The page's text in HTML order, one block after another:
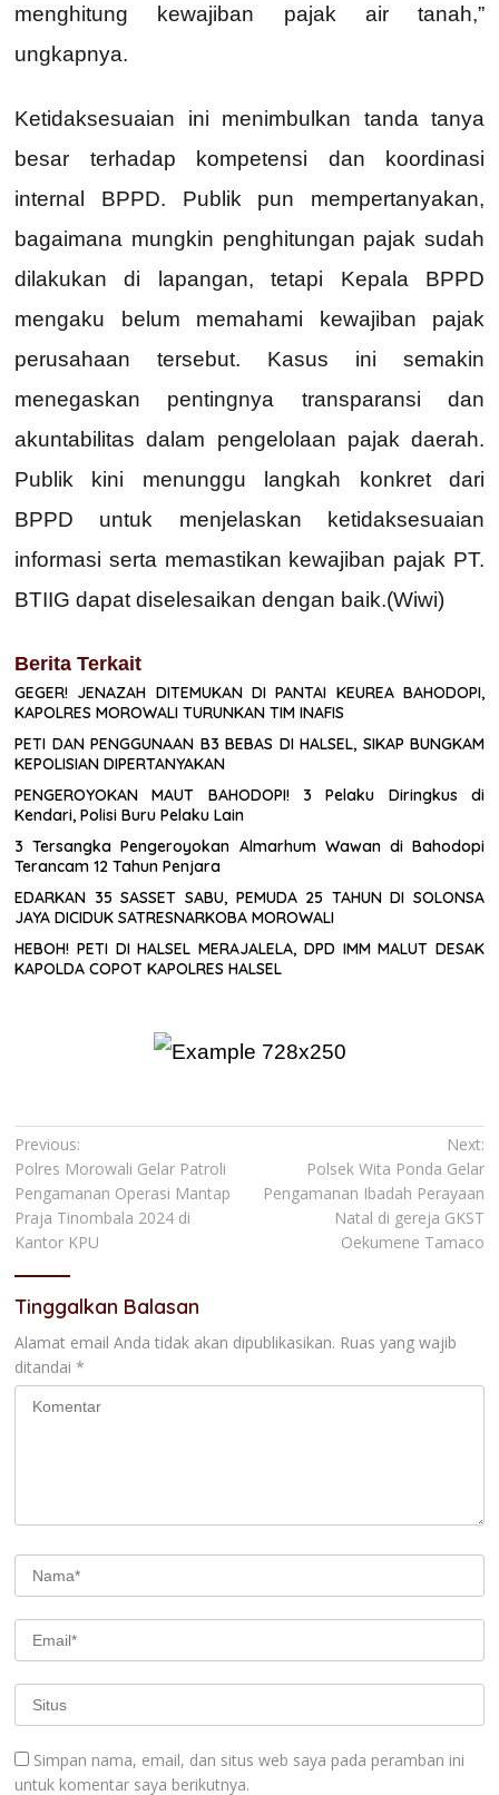
menghitung kewajiban pajak air tanah,”
ungkapnya.
Ketidaksesuaian ini menimbulkan tanda tanya
besar terhadap kompetensi dan koordinasi
internal BPPD. Publik pun mempertanyakan,
bagaimana mungkin penghitungan pajak sudah
dilakukan di lapangan, tetapi Kepala BPPD
mengaku belum memahami kewajiban pajak
perusahaan tersebut. Kasus ini semakin
menegaskan pentingnya transparansi dan
akuntabilitas dalam pengelolaan pajak daerah.
Publik kini menunggu langkah konkret dari
BPPD untuk menjelaskan ketidaksesuaian
informasi serta memastikan kewajiban pajak PT.
BTIIG dapat diselesaikan dengan baik.(Wiwi)
Berita Terkait
GEGER! JENAZAH DITEMUKAN DI PANTAI KEUREA BAHODOPI,
KAPOLRES MOROWALI TURUNKAN TIM INAFIS
PETI DAN PENGGUNAAN B3 BEBAS DI HALSEL, SIKAP BUNGKAM
KEPOLISIAN DIPERTANYAKAN
PENGEROYOKAN MAUT BAHODOPI! 3 Pelaku Diringkus di
Kendari, Polisi Buru Pelaku Lain
3 Tersangka Pengeroyokan Almarhum Wawan di Bahodopi
Terancam 12 Tahun Penjara
EDARKAN 35 SASSET SABU, PEMUDA 25 TAHUN DI SOLONSA
JAYA DICIDUK SATRESNARKOBA MOROWALI
HEBOH! PETI DI HALSEL MERAJALELA, DPD IMM MALUT DESAK
KAPOLDA COPOT KAPOLRES HALSEL
Navigasi
pos
Previous:
Polres Morowali Gelar Patroli
Pengamanan Operasi Mantap
Praja Tinombala 2024 di
Kantor KPU
Next:
Polsek Wita Ponda Gelar
Pengamanan Ibadah Perayaan
Natal di gereja GKST
Oekumene Tamaco
Tinggalkan Balasan
Alamat email Anda tidak akan dipublikasikan. Ruas yang wajib
ditandai *
Simpan nama, email, dan situs web saya pada peramban ini
untuk komentar saya berikutnya.